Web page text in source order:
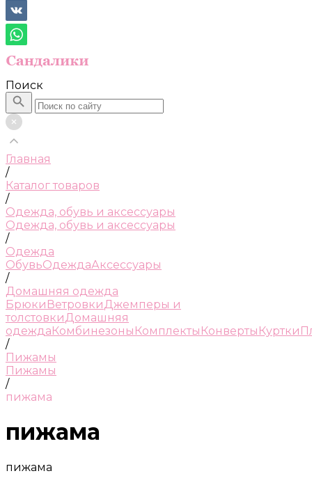
Поиск
Главная
/
Каталог товаров
/
Одежда, обувь и аксессуары
Одежда, обувь и аксессуары
/
Одежда
ОбувьОдеждаАксессуары
/
Домашняя одежда
Брюки ВетровкиДжемперы и
толстовкиДомашняя
одеждаКомбинезоны Комплекты Конверты Куртки
/
Пижамы
Пижамы
/
пижама
пижама
пижама